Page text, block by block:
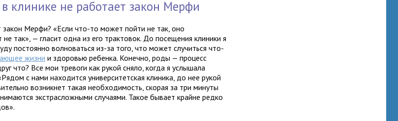
клинике не работает закон Мерфи
закон Мерфи? «Если что-то может пойти не так, оно
так», — гласит одна из его трактовок. До посещения клиники я
постоянно волноваться из-за того, что может случиться что-
жизни и здоровью ребенка. Конечно, роды — процесс
что? Все мои тревоги как рукой сняло, когда я услышала
с нами находится университетская клиника, до нее рукой
возникнет такая необходимость, скорая за три минуты
экстрасложными случаями. Такое бывает крайне редко